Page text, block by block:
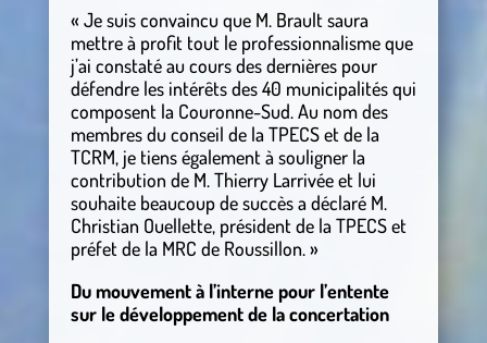
« Je suis convaincu que M. Brault saura
mettre à profit tout le professionnalisme que
j’ai constaté au cours des dernières pour
défendre les intérêts des 40 municipalités qui
composent la Couronne-Sud. Au nom des
membres du conseil de la TPECS et de la
TCRM, je tiens également à souligner la
contribution de M. Thierry Larrivée et lui
souhaite beaucoup de succès a déclaré M.
Christian Ouellette, président de la TPECS et
préfet de la MRC de Roussillon. »
Du mouvement à l’interne pour l’entente
sur le développement de la concertation